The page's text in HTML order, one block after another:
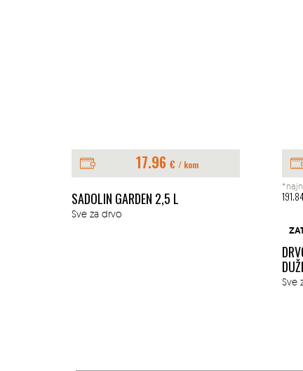
17.96 € / kom
SADOLIN GARDEN 2,5 L
Sve za drvo
Sve